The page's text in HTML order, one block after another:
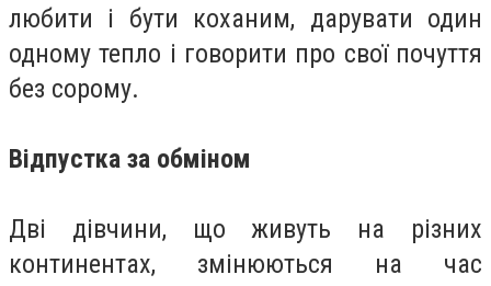
любити і бути коханим, дарувати один
одному тепло і говорити про свої почуття
без сорому.
Відпустка за обміном
Дві дівчини, що живуть на різних
континентах, змінюються на час